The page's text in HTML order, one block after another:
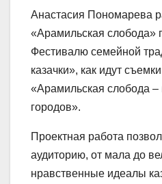
Анастасия Пономарева
«Арамильская слобода»
Фестивалю семейной
казачки», как идут
«Арамильская слобода –
городов».
Проектная работа
аудиторию, от мала до
нравственные идеалы